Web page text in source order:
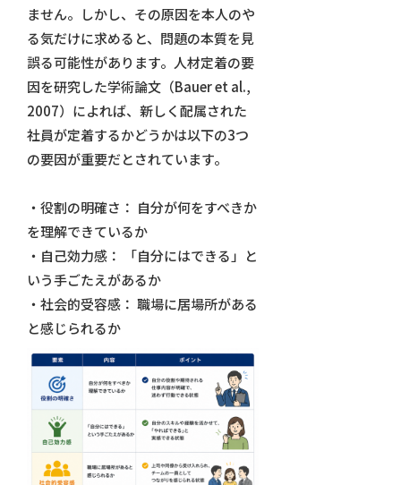
ません。しかし、その原因を本人のや
る気だけに求めると、問題の本質を見
誤る可能性があります。人材定着の要
因を研究した学術論文（Bauer et al.,
2007）によれば、新しく配属された
社員が定着するかどうかは以下の3つ
の要因が重要だとされています。
・役割の明確さ： 自分が何をすべきか
を理解できているか
・自己効力感： 「自分にはできる」と
いう手ごたえがあるか
・社会的受容感： 職場に居場所がある
と感じられるか